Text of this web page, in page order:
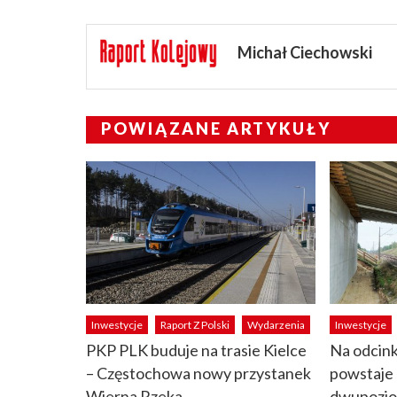
Michał Ciechowski
POWIĄZANE ARTYKUŁY
Inwestycje Raport Z Polski Wydarzenia
PKP PLK buduje na trasie Kielce
– Częstochowa nowy przystanek
Inwestycje
Na